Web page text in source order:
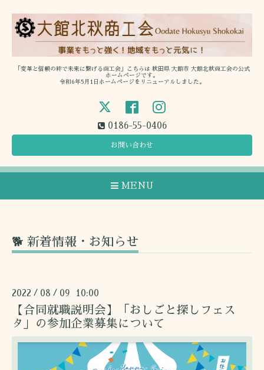
「変革と信頼の絆で未来に繋げる商工会」こちらは 秋田県 大館市 大館北秋商工会の公式
ホームページです。
令和6年5月1日ホームページをリニューアルしました。
0186-55-0406
お問い合わせ
MENU
🐕 新着情報・お知らせ
2022 / 08 / 09 10:00
【合同就職説明会】「おしごと探しフェス
タ」の参加企業募集について